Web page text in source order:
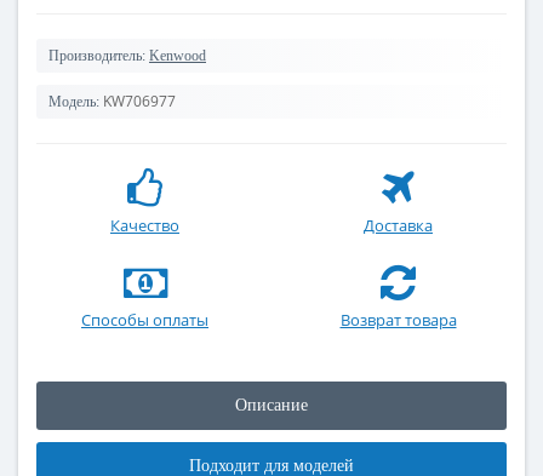
Производитель: Kenwood
Модель: KW706977
Качество Доставка
Способы оплаты Возврат товара
Описание
Подходит для моделей